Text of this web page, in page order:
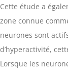
Cette étude a
zone connue
neurones sont
d’hyperactivité,
Lorsque les